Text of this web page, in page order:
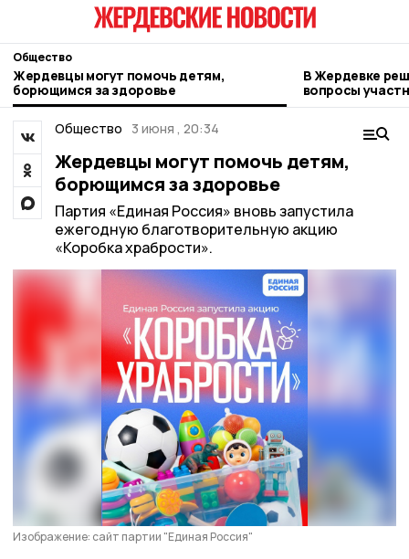
Общество
Жердевцы могут помочь детям,
борющимся за здоровье
В Жердевке
вопросы
Общество 3 июня , 20:34
Жердевцы могут помочь детям,
борющимся за здоровье
Партия «Единая Россия» вновь запустила
ежегодную благотворительную акцию
«Коробка храбрости».
Изображение: сайт партии "Единая Россия"